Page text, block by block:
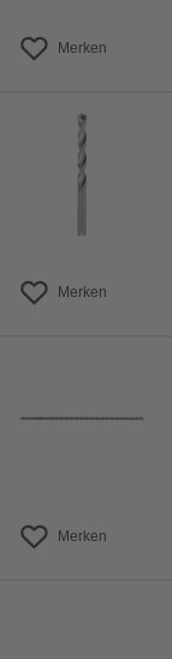
Merken
Merken
Merken